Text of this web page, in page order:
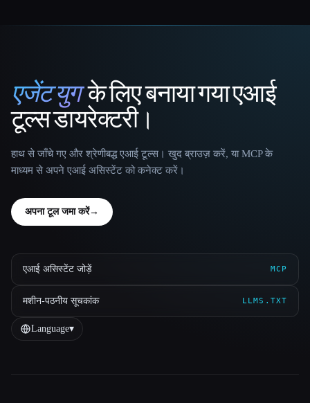
That AI Collection
एजेंट युगके लिए बनाया गया एआई
टूल्स डायरेक्टरी।
हाथ से जाँचे गए और श्रेणीबद्ध एआई टूल्स। खुद ब्राउज़ करें, या MCP के
माध्यम से अपने एआई असिस्टेंट को कनेक्ट करें।
अपना टूल जमा करें→
एआई असिस्टेंट जोड़ें MCP
मशीन-पठनीय सूचकांक LLMS.TXT
Language▾